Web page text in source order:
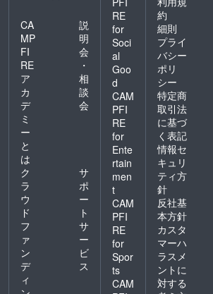
CA
MP
FI
RE
ア
カ
デ
ミ
ー
と
は
説
明
会
・
相
談
会
ク
ラ
ウ
ド
フ
ァ
ン
デ
ィ
サ
ポ
ー
ト
サ
ー
ビ
ス
RE
for
Soci
al
Goo
d
CAM
PFI
RE
for
Ente
rtain
men
t
CAM
PFI
RE
for
Spor
ts
CAM
約
細則
プライ
バシー
ポリ
シー
特定商
取引法
に基づ
く表記
情報セ
キュリ
ティ方
針
反社基
本方針
カスタ
マーハ
ラスメ
ントに
対する